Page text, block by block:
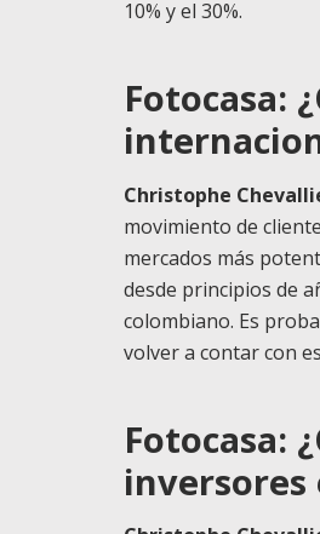
10% y el 30%.
Fotocasa:
Christophe
movimiento de
mercados más
desde principios de
colombiano. Es
volver a contar con
Fotocasa: